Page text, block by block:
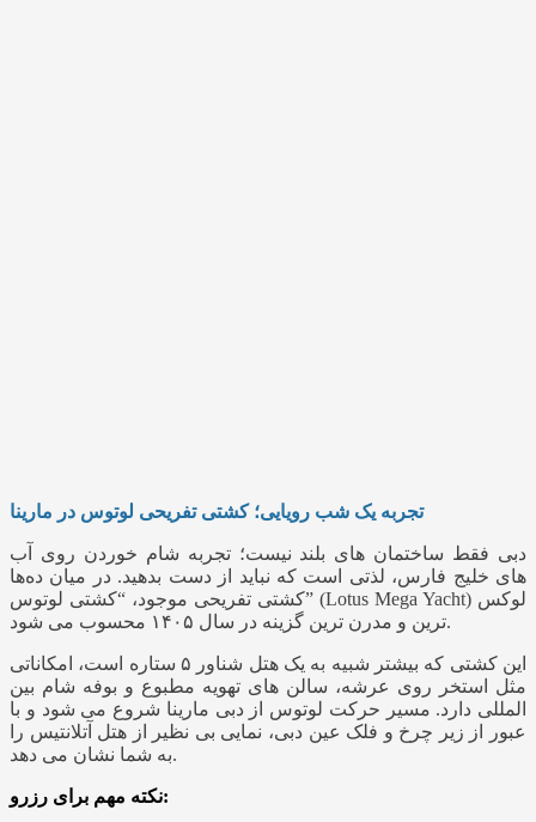
تجربه یک شب رویایی؛ کشتی تفریحی لوتوس در مارینا
دبی فقط ساختمان‌ های بلند نیست؛ تجربه شام خوردن روی آب‌
های خلیج فارس، لذتی است که نباید از دست بدهید. در میان ده‌ها
کشتی تفریحی موجود، “کشتی لوتوس” (Lotus Mega Yacht) لوکس‌
ترین و مدرن‌ ترین گزینه در سال ۱۴۰۵ محسوب می شود.
این کشتی که بیشتر شبیه به یک هتل شناور ۵ ستاره است، امکاناتی
مثل استخر روی عرشه، سالن‌ های تهویه مطبوع و بوفه شام بین‌
المللی دارد. مسیر حرکت لوتوس از دبی مارینا شروع می شود و با
عبور از زیر چرخ‌ و فلک عین دبی، نمایی بی‌ نظیر از هتل آتلانتیس را
به شما نشان می دهد.
نکته مهم برای رزرو: